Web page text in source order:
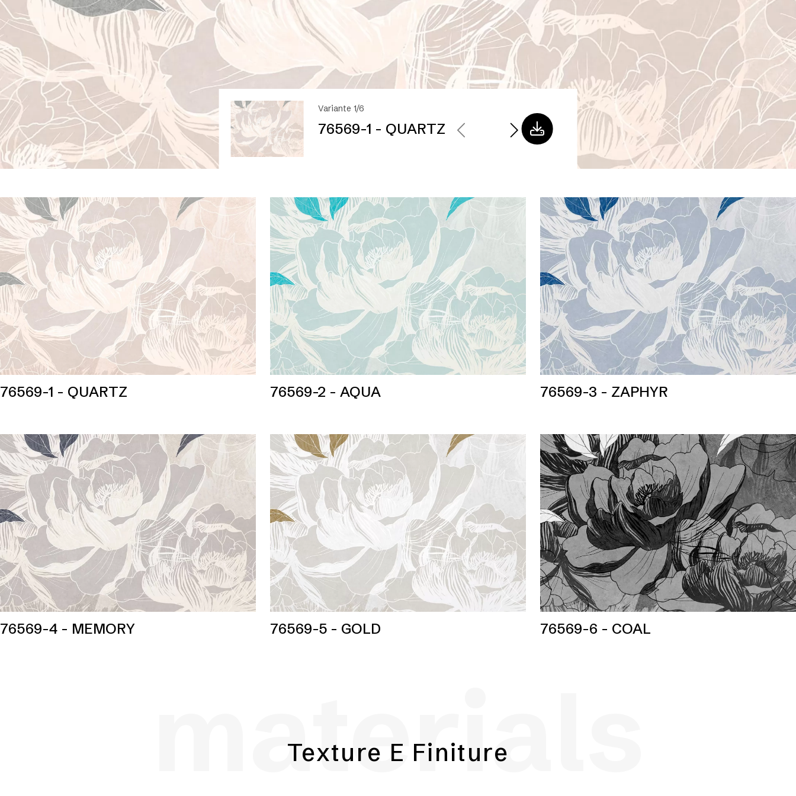
Variante 1/6
76569-1 - QUARTZ
76569-1 - QUARTZ 76569-2 - AQUA 76569-3 - ZAPHYR
76569-4 - MEMORY 76569-5 - GOLD 76569-6 - COAL
materials
Texture E Finiture